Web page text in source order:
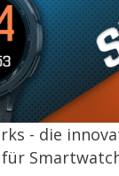
- die